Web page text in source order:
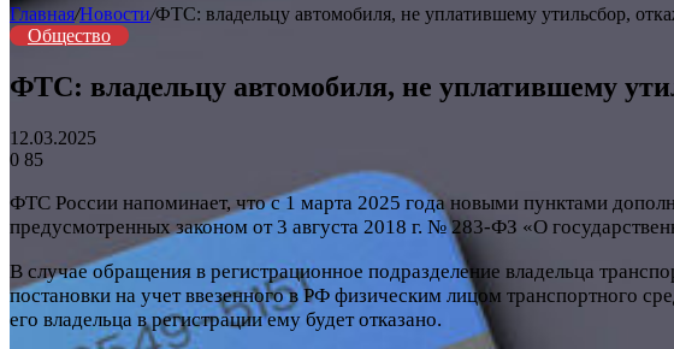
Главная/Новости/ФТС: владельцу автомобиля, не уплатившему утильсбор,
Общество
ФТС: владельцу автомобиля, не уплатившему
12.03.2025
0 85
ФТС России напоминает, что с 1 марта 2025 года новыми пунктами
предусмотренных законом от 3 августа 2018 г. № 283-ФЗ «О
В случае обращения в регистрационное подразделение владельца
постановки на учет ввезенного в РФ физическим лицом транспортного
его владельца в регистрации ему будет отказано.